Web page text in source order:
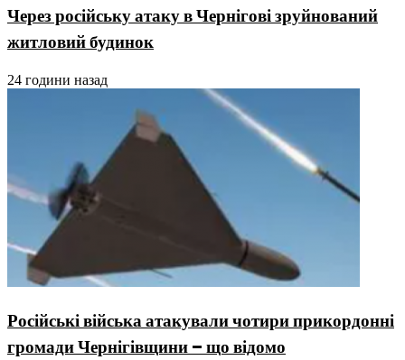
Через російську атаку в Чернігові зруйнований
житловий будинок
24 години назад
Російські війська атакували чотири прикордонні
громади Чернігівщини – що відомо